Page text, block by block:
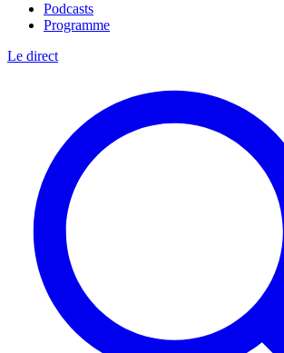
Podcasts
Programme
Le direct